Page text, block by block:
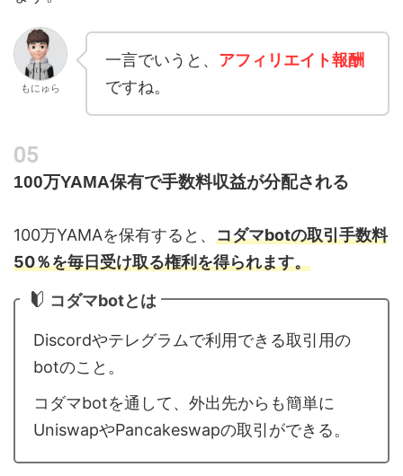
もにゅら
一言でいうと、 アフィリエイト報酬
ですね。
100万YAMA保有で手数料収益が分配される
100万YAMAを保有すると、 コダマbotの取引手数料
50％を毎日受け取る権利を得られます。
コダマbotとは
Discordやテレグラムで利用できる取引用の
botのこと。
コダマbotを通して、外出先からも簡単に
UniswapやPancakeswapの取引ができる。